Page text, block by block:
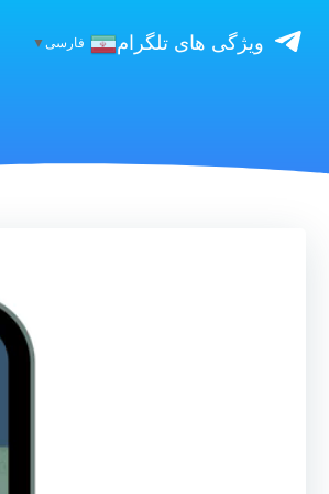
ویژگی های تلگرام فارسی▼